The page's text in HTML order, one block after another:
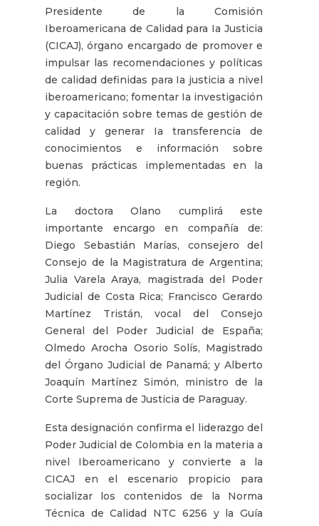
Presidente de la Comisión
Iberoamericana de Calidad para Ia Justicia
(CICAJ), órgano encargado de promover e
impulsar las recomendaciones y políticas
de calidad definidas para Ia justicia a nivel
iberoamericano; fomentar Ia investigación
y capacitación sobre temas de gestión de
calidad y generar Ia transferencia de
conocimientos e información sobre
buenas prácticas implementadas en la
región.
La doctora Olano cumplirá este
importante encargo en compañía de:
Diego Sebastián Marías, consejero del
Consejo de la Magistratura de Argentina;
Julia Varela Araya, magistrada del Poder
Judicial de Costa Rica; Francisco Gerardo
Martínez Tristán, vocal del Consejo
General del Poder Judicial de España;
Olmedo Arocha Osorio Solís, Magistrado
del Órgano Judicial de Panamá; y Alberto
Joaquín Martínez Simón, ministro de la
Corte Suprema de Justicia de Paraguay.
Esta designación confirma el liderazgo del
Poder Judicial de Colombia en la materia a
nivel Iberoamericano y convierte a la
CICAJ en el escenario propicio para
socializar los contenidos de la Norma
Técnica de Calidad NTC 6256 y la Guía